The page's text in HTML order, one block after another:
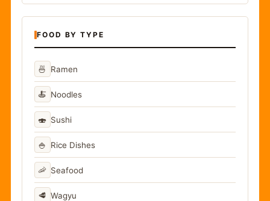
FOOD BY TYPE
🍜 Ramen
🍝 Noodles
🍣 Sushi
🍚 Rice Dishes
🦐 Seafood
🥩 Wagyu